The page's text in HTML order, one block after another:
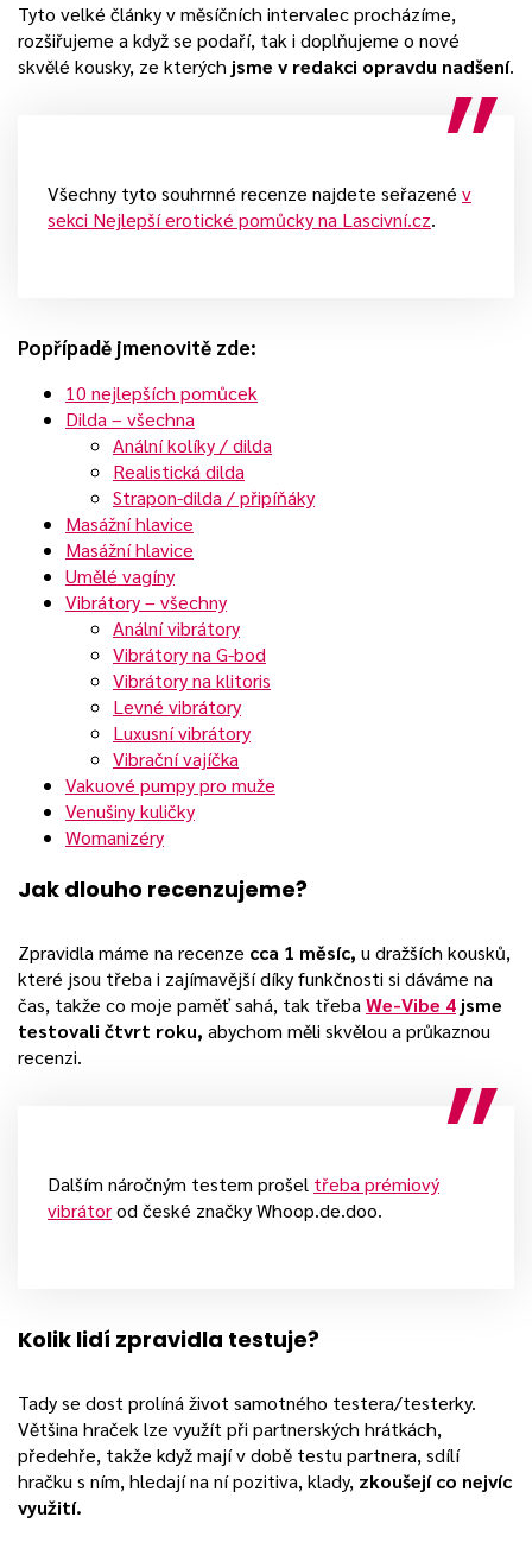
Tyto velké články v měsíčních intervalec procházíme,
rozšiřujeme a když se podaří, tak i doplňujeme o nové
skvělé kousky, ze kterých jsme v redakci opravdu nadšení.
Všechny tyto souhrnné recenze najdete seřazené v
sekci Nejlepší erotické pomůcky na Lascivní.cz.
Popřípadě jmenovitě zde:
10 nejlepších pomůcek
Dilda – všechna
Anální kolíky / dilda
Realistická dilda
Strapon-dilda / připíňáky
Masážní hlavice
Masážní hlavice
Umělé vagíny
Vibrátory – všechny
Anální vibrátory
Vibrátory na G-bod
Vibrátory na klitoris
Levné vibrátory
Luxusní vibrátory
Vibrační vajíčka
Vakuové pumpy pro muže
Venušiny kuličky
Womanizéry
Jak dlouho recenzujeme?
Zpravidla máme na recenze cca 1 měsíc, u dražších kousků,
které jsou třeba i zajímavější díky funkčnosti si dáváme na
čas, takže co moje paměť sahá, tak třebaWe-Vibe 4 jsme
testovali čtvrt roku, abychom měli skvělou a průkaznou
recenzi.
Dalším náročným testem prošel třeba prémiový
vibrátorod české značky Whoop.de.doo.
Kolik lidí zpravidla testuje?
Tady se dost prolíná život samotného testera/testerky.
Většina hraček lze využít při partnerských hrátkách,
předehře, takže když mají v době testu partnera, sdílí
hračku s ním, hledají na ní pozitiva, klady, zkoušejí co nejvíc
využití.